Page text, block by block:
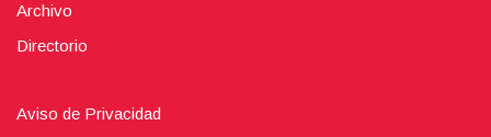
Archivo
Directorio
Aviso de Privacidad